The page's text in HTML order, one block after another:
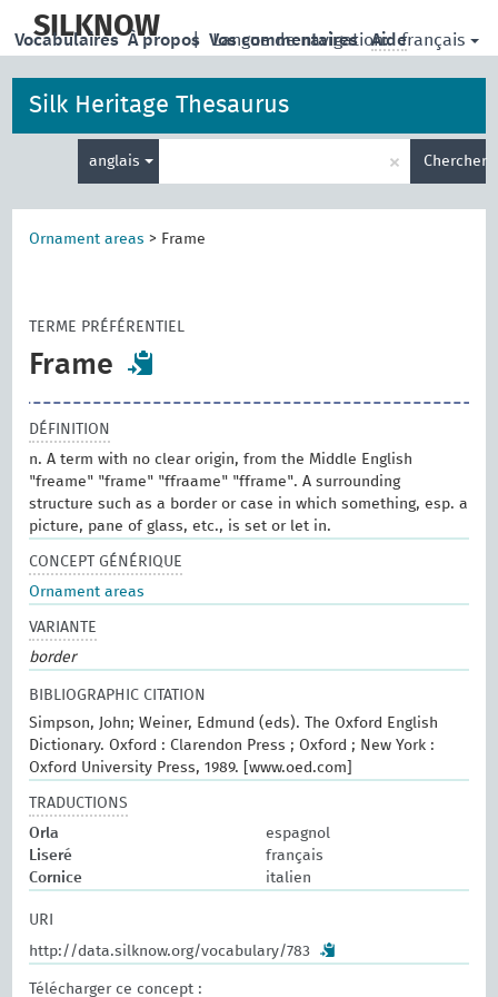
main
SILKNOW | Langue de navigation: français
Vocabulaires À propos Vos commentaires Aide
Silk Heritage Thesaurus
anglais
de
recherche
× Chercher
Ornament areas > Frame
TERME PRÉFÉRENTIEL
Frame
DÉFINITION
n. A term with no clear origin, from the Middle English
"freame" "frame" "ffraame" "fframe". A surrounding
structure such as a border or case in which something, esp. a
picture, pane of glass, etc., is set or let in.
CONCEPT GÉNÉRIQUE
Ornament areas
VARIANTE
border
BIBLIOGRAPHIC CITATION
Simpson, John; Weiner, Edmund (eds). The Oxford English
Dictionary. Oxford : Clarendon Press ; Oxford ; New York :
Oxford University Press, 1989. [www.oed.com]
TRADUCTIONS
Orla
espagnol
Liseré
français
Cornice
italien
URI
http://data.silknow.org/vocabulary/783
Télécharger ce concept :